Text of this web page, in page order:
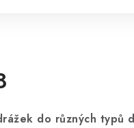
do různých typů